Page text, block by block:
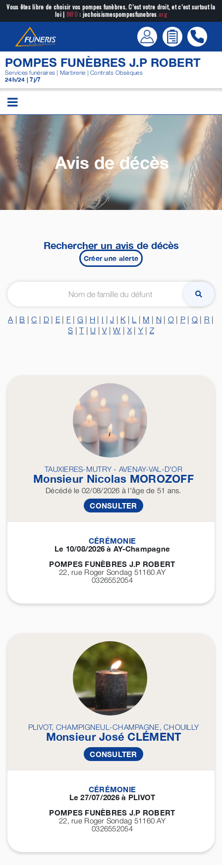
Passer
contenu
Vous êtes libre de choisir vos pompes funèbres. C’est votre droit, et c’est surtout la
loi | INFO: jechoisismespompesfunebres.org
POMPES FUNÈBRES J.P ROBERT
Services funéraires | Marbrerie | Contrats Obsèques
24h/24 | 7j/7
Avis de décès
Rechercher un avis de décès
Créer une alerte
A B |C D| E| F G H I |J K L M N O| P| Q R
S |T U |V|W X| Y| Z
TAUXIERES-MUTRY - AVENAY-VAL-D'OR
Monsieur Nicolas MOROZOFF
Décédéle 02/08/2026 à l'âge de 51 ans.
CONSULTER
CÉRÉMONIE
Le 10/08/2026 à AY-Champagne
POMPES FUNÈBRES J.P ROBERT
22, rue Roger Sondag 51160AY
0326552054
PLIVOT, CHAMPIGNEUL-CHAMPAGNE, CHOUILLY
Monsieur JoséCLÉMENT
CONSULTER
CÉRÉMONIE
Le 27/07/2026 à PLIVOT
POMPES FUNÈBRES J.P ROBERT
22, rue Roger Sondag 51160AY
0326552054